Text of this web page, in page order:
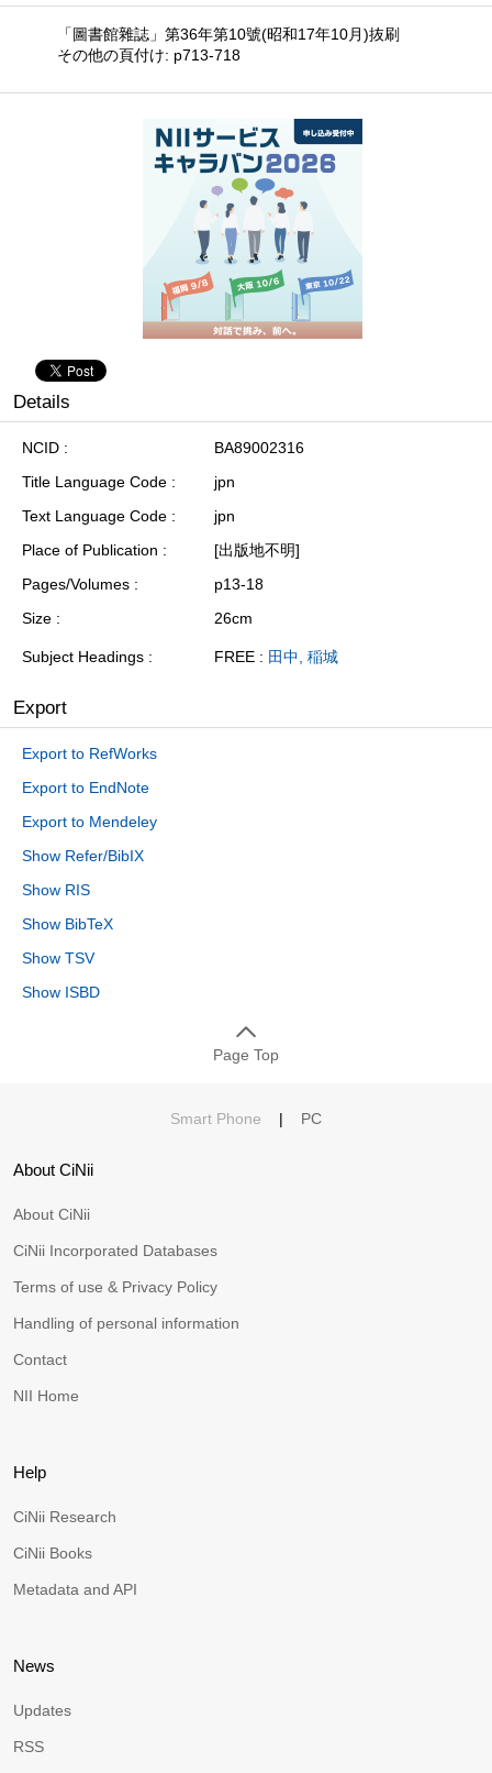
「圖書館雜誌」第36年第10號(昭和17年10月)抜刷
その他の頁付け: p713-718
Details
NCID
BA89002316
Title Language Code
jpn
Text Language Code
jpn
Place of Publication
[出版地不明]
Pages/Volumes
p13-18
Size
26cm
Subject Headings FREE : 田中, 稲城
Export
Export to RefWorks
Export to EndNote
Export to Mendeley
Show Refer/BibIX
Show RIS
Show BibTeX
Show TSV
Show ISBD
Page Top
Smart Phone | PC
About CiNii
About CiNii
CiNii Incorporated Databases
Terms of use & Privacy Policy
Handling of personal information
Contact
NII Home
Help
CiNii Research
CiNii Books
Metadata and API
News
Updates
RSS